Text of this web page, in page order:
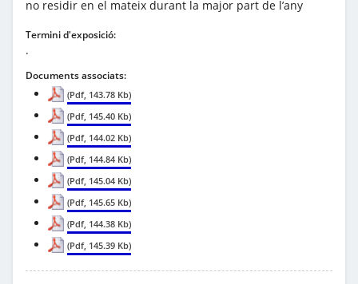
no residir en el mateix durant la major part de l’any
Termini d'exposició:
.
Documents associats:
(Pdf, 143.78 Kb)
(Pdf, 145.40 Kb)
(Pdf, 144.02 Kb)
(Pdf, 144.84 Kb)
(Pdf, 145.04 Kb)
(Pdf, 145.65 Kb)
(Pdf, 144.38 Kb)
(Pdf, 145.39 Kb)